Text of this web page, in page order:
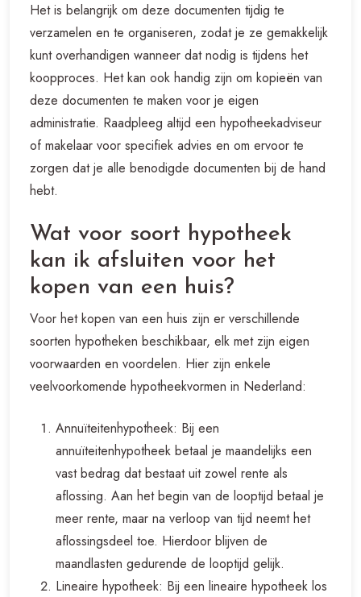
Het is belangrijk om deze documenten tijdig te
verzamelen en te organiseren, zodat je ze gemakkelijk
kunt overhandigen wanneer dat nodig is tijdens het
koopproces. Het kan ook handig zijn om kopieën van
deze documenten te maken voor je eigen
administratie. Raadpleeg altijd een hypotheekadviseur
of makelaar voor specifiek advies en om ervoor te
zorgen dat je alle benodigde documenten bij de hand
hebt.
Wat voor soort hypotheek
kan ik afsluiten voor het
kopen van een huis?
Voor het kopen van een huis zijn er verschillende
soorten hypotheken beschikbaar, elk met zijn eigen
voorwaarden en voordelen. Hier zijn enkele
veelvoorkomende hypotheekvormen in Nederland:
Annuïteitenhypotheek: Bij een
annuïteitenhypotheek betaal je maandelijks een
vast bedrag dat bestaat uit zowel rente als
aflossing. Aan het begin van de looptijd betaal je
meer rente, maar na verloop van tijd neemt het
aflossingsdeel toe. Hierdoor blijven de
maandlasten gedurende de looptijd gelijk.
Lineaire hypotheek: Bij een lineaire hypotheek los